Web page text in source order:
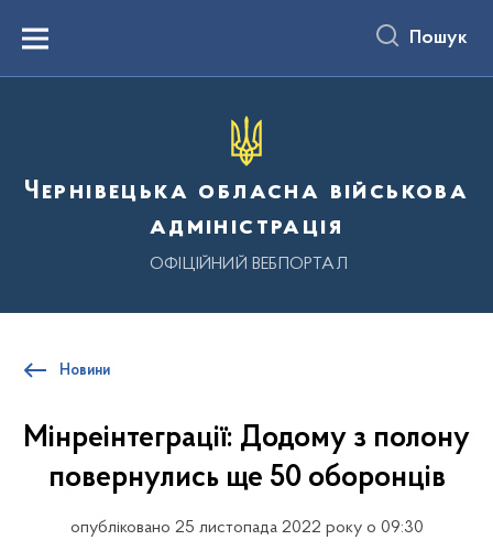
вмістуMenu Пошук
Чернівецька обласна військова
адміністрація
ОФІЦІЙНИЙ ВЕБПОРТАЛ
Новини
Мінреінтеграції: Додому з полону
повернулись ще 50 оборонців
опубліковано 25 листопада 2022 року о 09:30